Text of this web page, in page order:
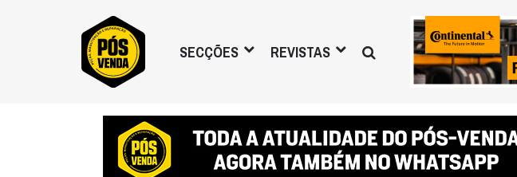
SECÇÕES REVISTAS